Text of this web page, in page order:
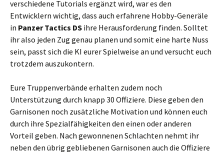
verschiedene Tutorials ergänzt wird, war es den
Entwicklern wichtig, dass auch erfahrene Hobby-Generäle
in Panzer Tactics DS ihre Herausforderung finden. Solltet
ihr also jeden Zug genau planen und somit eine harte Nuss
sein, passt sich die KI eurer Spielweise an und versucht euch
trotzdem auszukontern.
Eure Truppenverbände erhalten zudem noch
Unterstützung durch knapp 30 Offiziere. Diese geben den
Garnisonen noch zusätzliche Motivation und können euch
durch ihre Spezialfähigkeiten den einen oder anderen
Vorteil geben. Nach gewonnenen Schlachten nehmt ihr
neben den übrig gebliebenen Garnisonen auch die Offiziere